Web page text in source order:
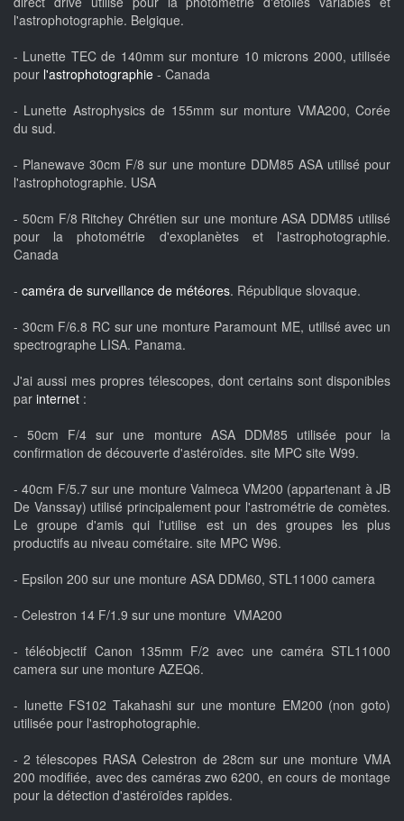
l'astrophotographie. Belgique.
- Lunette TEC de 140mm sur monture 10 microns 2000, utilisée
pour l'astrophotographie - Canada
- Lunette Astrophysics de 155mm sur monture VMA200, Corée
du sud.
- Planewave 30cm F/8 sur une monture DDM85 ASA utilisé pour
l'astrophotographie. USA
- 50cm F/8 Ritchey Chrétien sur une monture ASA DDM85 utilisé
pour la photométrie d'exoplanètes et l'astrophotographie.
Canada
- caméra de surveillance de météores. République slovaque.
- 30cm F/6.8 RC sur une monture Paramount ME, utilisé avec un
spectrographe LISA. Panama.
J'ai aussi mes propres télescopes, dont certains sont disponibles
par internet :
- 50cm F/4 sur une monture ASA DDM85 utilisée pour la
confirmation de découverte d'astéroïdes. site MPC site W99.
- 40cm F/5.7 sur une monture Valmeca VM200 (appartenant à JB
De Vanssay) utilisé principalement pour l'astrométrie de comètes.
Le groupe d'amis qui l'utilise est un des groupes les plus
productifs au niveau cométaire. site MPC W96.
- Epsilon 200 sur une monture ASA DDM60, STL11000 camera
- Celestron 14 F/1.9 sur une monture VMA200
- téléobjectif Canon 135mm F/2 avec une caméra STL11000
camera sur une monture AZEQ6.
- lunette FS102 Takahashi sur une monture EM200 (non goto)
utilisée pour l'astrophotographie.
- 2 télescopes RASA Celestron de 28cm sur une monture VMA
200 modifiée, avec des caméras zwo 6200, en cours de montage
pour la détection d'astéroïdes rapides.